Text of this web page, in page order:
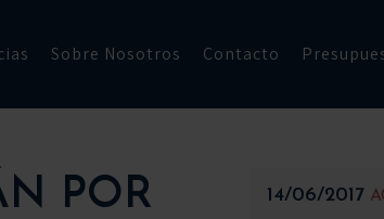
Sobre Nosotros Contacto
POR
14/06/2017